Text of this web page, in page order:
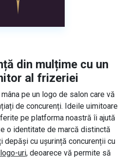
din mulțime cu un
al frizeriei
pe un logo de salon care vă
de concurenți. Ideile uimitoare
pe platforma noastră îi ajută
o identitate de marcă distinctă
depăși cu ușurință concurenții cu
uri, deoarece vă permite să